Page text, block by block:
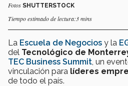
Fotos SHUTTERSTOCK
Tiempo estimado de lectura:3 mins
La Escuela de Negocios y la
del Tecnológico de
TEC Business Summit , un
vinculación para líderes
de todo el país.